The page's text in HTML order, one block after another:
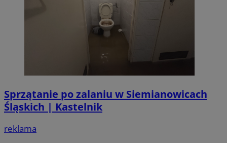
Sprzątanie po zalaniu w Siemianowicach
Śląskich | Kastelnik
reklama